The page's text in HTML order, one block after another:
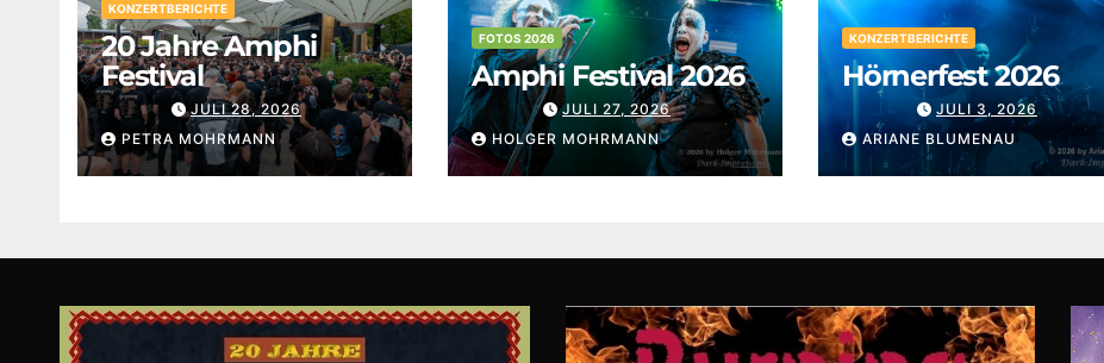
KONZERTBERICHTE
20 Jahre Amphi
Festival
JULI 28, 2026
PETRA MOHRMANN
FOTOS 2026
Amphi Festival 2026
JULI 27, 2026
HOLGER MOHRMANN
KONZERTBERICHTE
Hörnerfest 2026
JULI 3, 2026
ARIANE BLUMENAU